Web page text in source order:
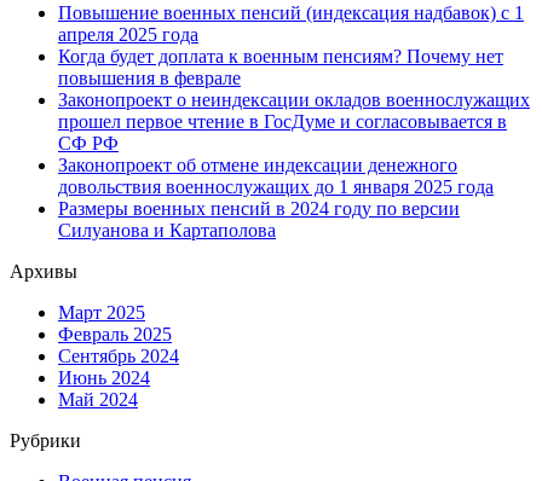
Повышение военных пенсий (индексация надбавок) с 1
апреля 2025 года
Когда будет доплата к военным пенсиям? Почему нет
повышения в феврале
Законопроект о неиндексации окладов военнослужащих
прошел первое чтение в ГосДуме и согласовывается в
СФ РФ
Законопроект об отмене индексации денежного
довольствия военнослужащих до 1 января 2025 года
Размеры военных пенсий в 2024 году по версии
Силуанова и Картаполова
Архивы
Март 2025
Февраль 2025
Сентябрь 2024
Июнь 2024
Май 2024
Рубрики